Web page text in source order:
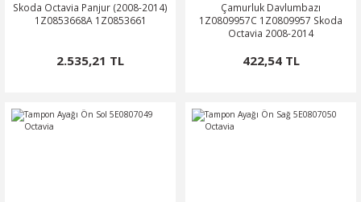
Skoda Octavia Panjur (2008-2014)
1Z0853668A 1Z0853661
2.535,21 TL
Çamurluk Davlumbazı
1Z0809957C 1Z0809957 Skoda
Octavia 2008-2014
422,54 TL